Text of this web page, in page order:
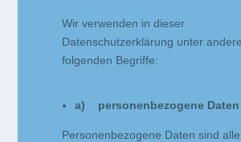
Wir verwenden in dieser
Datenschutzerklärung unter
folgenden Begriffe:
a) personenbezogene Daten
Personenbezogene Daten sind alle